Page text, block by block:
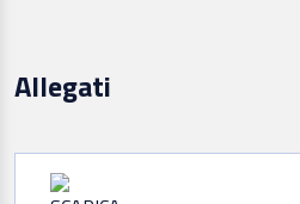
Allegati